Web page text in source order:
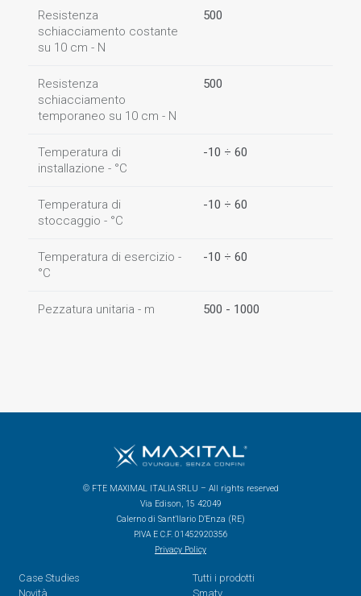
Resistenza
schiacciamento costante
su 10 cm - N
500
Resistenza
schiacciamento
temporaneo su 10 cm - N
500
Temperatura di
installazione - °C
-10 ÷ 60
Temperatura di
stoccaggio - °C
-10 ÷ 60
Temperatura di esercizio -
°C
-10 ÷ 60
Pezzatura unitaria - m 500 - 1000
© FTE MAXIMAL ITALIA SRLU – All rights reserved
Via Edison, 15 42049
Calerno di Sant’Ilario D’Enza (RE)
P.IVA E C.F. 01452920356
Privacy Policy
Case Studies
Novità
Tutti i prodotti
Smatv